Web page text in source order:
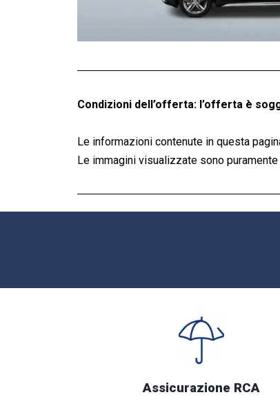
Condizioni dell’offerta: l’offerta è
Le informazioni contenute in questa
Le immagini visualizzate sono
Assicurazione RCA